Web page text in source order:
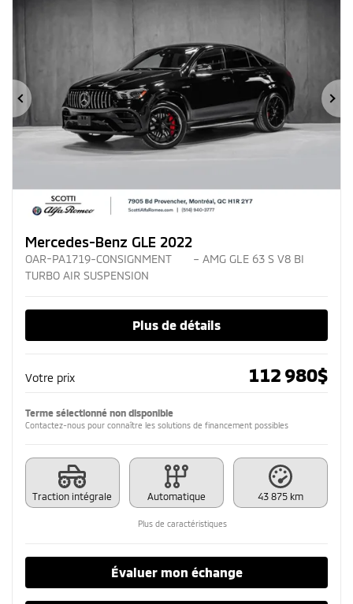
Précédent
Mercedes-Benz GLE 2022
OAR-PA1719-CONSIGNMENT
– AMG GLE 63 S V8 BI
TURBO AIR SUSPENSION
Plus de détails
Votre prix 112 980$
Terme sélectionné non disponible
Contactez-nous pour connaître les solutions de financement possibles
Traction intégrale Automatique 43 875 km
Plus de caractéristiques
Évaluer mon échange